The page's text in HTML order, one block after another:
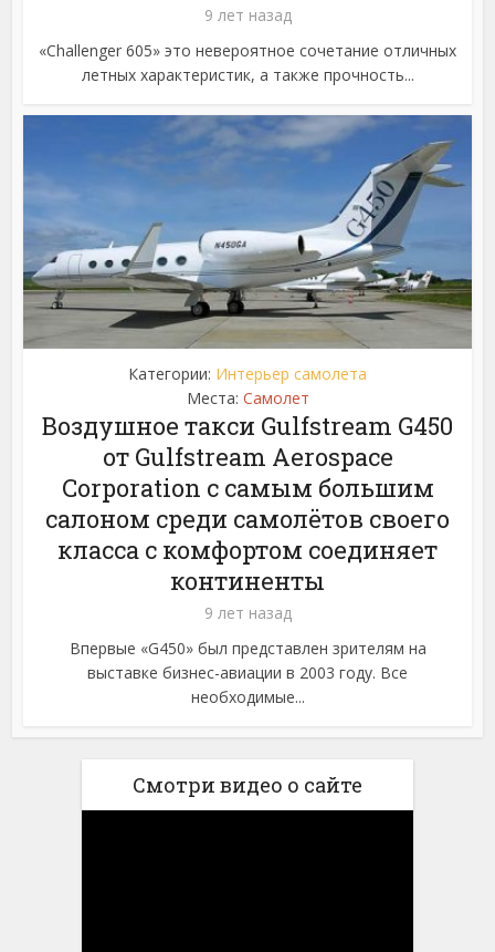
9 лет назад
«Challenger 605» это невероятное сочетание отличных
летных характеристик, а также прочность...
Категории: Интерьер самолета
Места: Самолет
Воздушное такси Gulfstream G450
от Gulfstream Aerospace
Corporation с самым большим
салоном среди самолётов своего
класса с комфортом соединяет
континенты
9 лет назад
Впервые «G450» был представлен зрителям на
выставке бизнес-авиации в 2003 году. Все
необходимые...
Смотри видео о сайте